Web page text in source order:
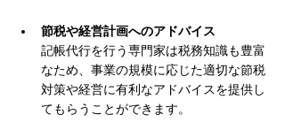
節税や経営計画へのアドバイス
記帳代行を行う専門家は税務知識も豊富
なため、事業の規模に応じた適切な節税
対策や経営に有利なアドバイスを提供し
てもらうことができます。